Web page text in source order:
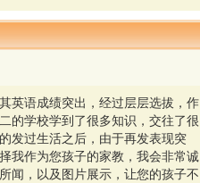
英语成绩突出，经过层层选拔，作
的学校学到了很多知识，交往了很
发过生活之后，由于再发表现突
我作为您孩子的家教，我会非常诚
闻，以及图片展示，让您的孩子不